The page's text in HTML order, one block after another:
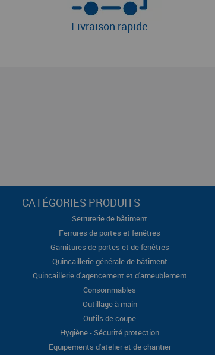
Livraison rapide
CATÉGORIES PRODUITS
Serrurerie de bâtiment
Ferrures de portes et fenêtres
Garnitures de portes et de fenêtres
Quincaillerie générale de bâtiment
Quincaillerie d'agencement et d'ameublement
Consommables
Outillage à main
Outils de coupe
Hygiène - Sécurité protection
Equipements d'atelier et de chantier